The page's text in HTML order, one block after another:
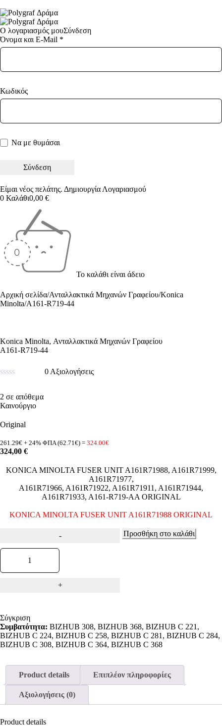
Ο λογαριασμός μουΣύνδεση
Όνομα και E-Mail *
Κωδικός
Να με θυμάσαι
Είμαι νέος πελάτης. Δημιουργία Λογαριασμού
0 Καλάθι0,00 €
Το καλάθι είναι άδειο
Αρχική σελίδα/Ανταλλακτικά Μηχανών Γραφείου/Konica
Minolta/A161-R719-44
Konica Minolta, Ανταλλακτικά Μηχανών Γραφείου
A161-R719-44
0
από
0 Αξιολογήσεις
2 σε απόθεμα
Καινούργιο
Original
261.29€ + 24% ΦΠΑ (62.71€) = 324.00€
324,00 €
KONICA MINOLTA FUSER UNIT A161R71988, A161R71999,
A161R71977,
A161R71966, A161R71922, A161R71911, A161R71944,
A161R71933, A161-R719-AA ORIGINAL
KONICA MINOLTA FUSER UNIT A161R71988 ORIGINAL
Προσθήκη στο καλάθι
Σύγκριση
Συμβατότητα: BIZHUB 308, BIZHUB 368, BIZHUB C 221,
BIZHUB C 224, BIZHUB C 258, BIZHUB C 281, BIZHUB C 284,
BIZHUB C 308, BIZHUB C 364, BIZHUB C 368
Product details Επιπλέον πληροφορίες
Αξιολογήσεις (0)
Product details